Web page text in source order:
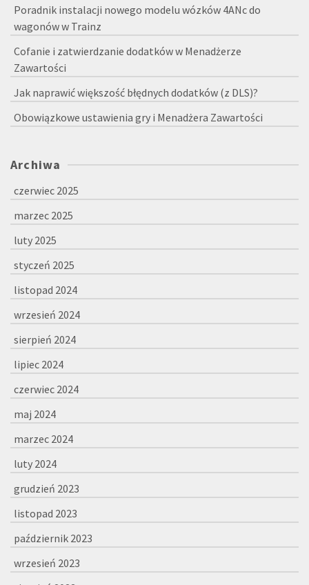
Poradnik instalacji nowego modelu wózków 4ANc do
wagonów w Trainz
Cofanie i zatwierdzanie dodatków w Menadżerze
Zawartości
Jak naprawić większość błędnych dodatków (z DLS)?
Obowiązkowe ustawienia gry i Menadżera Zawartości
Archiwa
czerwiec 2025
marzec 2025
luty 2025
styczeń 2025
listopad 2024
wrzesień 2024
sierpień 2024
lipiec 2024
czerwiec 2024
maj 2024
marzec 2024
luty 2024
grudzień 2023
listopad 2023
październik 2023
wrzesień 2023